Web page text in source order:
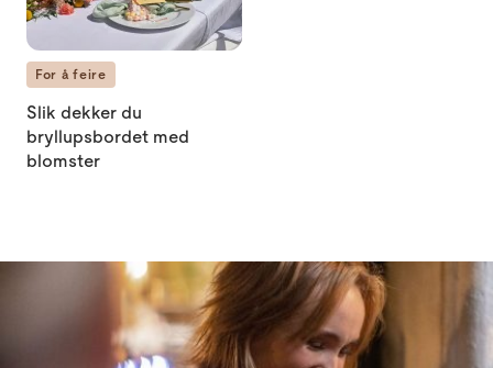
For å feire
Slik dekker du
bryllupsbordet med
blomster